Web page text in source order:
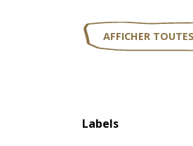
AFFICHER
Offres
Labels
Labels